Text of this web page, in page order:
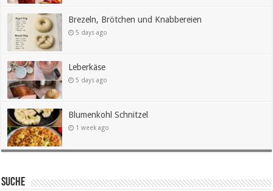
Brezeln, Brötchen und Knabbereien
5 days ago
Leberkäse
5 days ago
Blumenkohl Schnitzel
1 week ago
SUCHE